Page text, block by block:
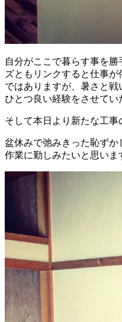
自分がここで暮らす事を
ズともリンクすると仕事
ではありますが、暑さと
ひとつ良い経験をさせてい
そして本日より新たな工事
盆休みで弛みきった恥ず
作業に勤しみたいと思いま